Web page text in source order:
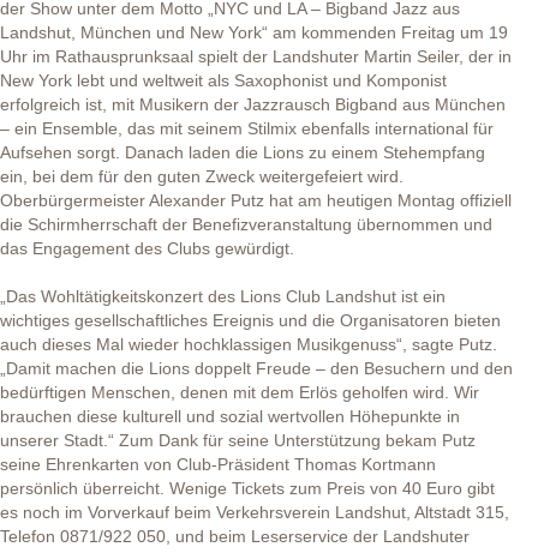
der Show unter dem Motto „NYC und LA – Bigband Jazz aus
Landshut, München und New York“ am kommenden Freitag um 19
Uhr im Rathausprunksaal spielt der Landshuter Martin Seiler, der in
New York lebt und weltweit als Saxophonist und Komponist
erfolgreich ist, mit Musikern der Jazzrausch Bigband aus München
– ein Ensemble, das mit seinem Stilmix ebenfalls international für
Aufsehen sorgt. Danach laden die Lions zu einem Stehempfang
ein, bei dem für den guten Zweck weitergefeiert wird.
Oberbürgermeister Alexander Putz hat am heutigen Montag offiziell
die Schirmherrschaft der Benefizveranstaltung übernommen und
das Engagement des Clubs gewürdigt.
„Das Wohltätigkeitskonzert des Lions Club Landshut ist ein
wichtiges gesellschaftliches Ereignis und die Organisatoren bieten
auch dieses Mal wieder hochklassigen Musikgenuss“, sagte Putz.
„Damit machen die Lions doppelt Freude – den Besuchern und den
bedürftigen Menschen, denen mit dem Erlös geholfen wird. Wir
brauchen diese kulturell und sozial wertvollen Höhepunkte in
unserer Stadt.“ Zum Dank für seine Unterstützung bekam Putz
seine Ehrenkarten von Club-Präsident Thomas Kortmann
persönlich überreicht. Wenige Tickets zum Preis von 40 Euro gibt
es noch im Vorverkauf beim Verkehrsverein Landshut, Altstadt 315,
Telefon 0871/922 050, und beim Leserservice der Landshuter